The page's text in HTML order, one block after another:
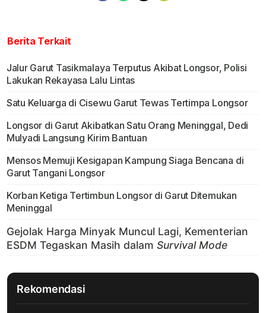
Berita Terkait
Jalur Garut Tasikmalaya Terputus Akibat Longsor, Polisi
Lakukan Rekayasa Lalu Lintas
Satu Keluarga di Cisewu Garut Tewas Tertimpa Longsor
Longsor di Garut Akibatkan Satu Orang Meninggal, Dedi
Mulyadi Langsung Kirim Bantuan
Mensos Memuji Kesigapan Kampung Siaga Bencana di
Garut Tangani Longsor
Korban Ketiga Tertimbun Longsor di Garut Ditemukan
Meninggal
Rekomendasi